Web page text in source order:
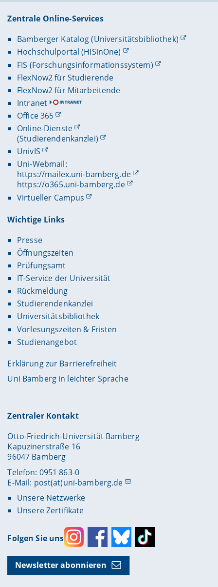
Zentrale Online-Services
Bamberger Katalog (Universitätsbibliothek)
Hochschulportal (HISinOne)
FIS (Forschungsinformationssystem)
FlexNow2 für Studierende
FlexNow2 für Mitarbeitende
Intranet
Office 365
Online-Dienste
(Studierendenkanzlei)
UnivIS
Uni-Webmail:
https://mailex.uni-bamberg.de
https://o365.uni-bamberg.de
Virtueller Campus
Wichtige Links
Presse
Öffnungszeiten
Prüfungsamt
IT-Service der Universität
Rückmeldung
Studierendenkanzlei
Universitätsbibliothek
Vorlesungszeiten & Fristen
Studienangebot
Erklärung zur Barrierefreiheit
Uni Bamberg in leichter Sprache
Zentraler Kontakt
Otto-Friedrich-Universität Bamberg
Kapuzinerstraße 16
96047 Bamberg
Telefon: 0951 863-0
E-Mail: post(at)uni-bamberg.de
Unsere Netzwerke
Unsere Zertifikate
Folgen Sie uns
InstagramFacebook
Bluesky
Newsletter abonnieren